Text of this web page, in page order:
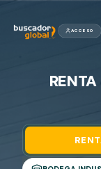
ACCESO